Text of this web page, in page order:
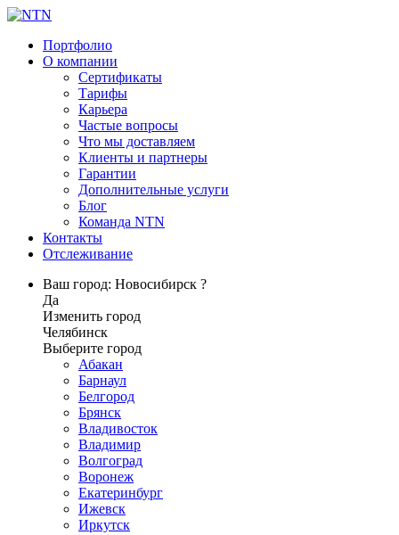
Портфолио
О компании
Сертификаты
Тарифы
Карьера
Частые вопросы
Что мы доставляем
Клиенты и партнеры
Гарантии
Дополнительные услуги
Блог
Команда NTN
Контакты
Отслеживание
Ваш город: Новосибирск ?
Да
Изменить город
Челябинск
Выберите город
Абакан
Барнаул
Белгород
Брянск
Владивосток
Владимир
Волгоград
Воронеж
Екатеринбург
Ижевск
Иркутск